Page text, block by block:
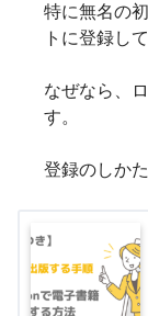
特に無名の
トに登録し
なぜなら、
す。
登録のしか